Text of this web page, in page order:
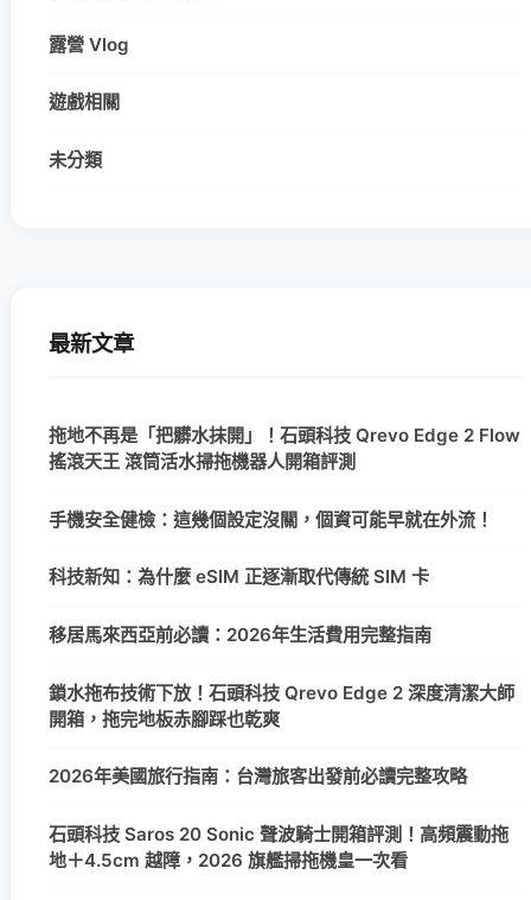
露營 Vlog
遊戲相關
未分類
最新文章
拖地不再是「把髒水抹開」！石頭科技 Qrevo Edge 2 Flow
搖滾天王 滾筒活水掃拖機器人開箱評測
手機安全健檢：這幾個設定沒關，個資可能早就在外流！
科技新知：為什麼 eSIM 正逐漸取代傳統 SIM 卡
移居馬來西亞前必讀：2026年生活費用完整指南
鎖水拖布技術下放！石頭科技 Qrevo Edge 2 深度清潔大師
開箱，拖完地板赤腳踩也乾爽
2026年美國旅行指南：台灣旅客出發前必讀完整攻略
石頭科技 Saros 20 Sonic 聲波騎士開箱評測！高頻震動拖
地＋4.5cm 越障，2026 旗艦掃拖機皇一次看